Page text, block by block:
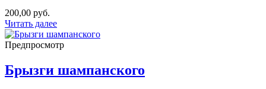
200,00 руб.
Читать далее
Предпросмотр
Брызги шампанского